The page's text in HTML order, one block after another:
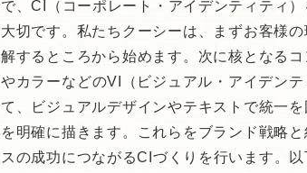
で、CI（コーポレート・アイデンティティ
大切です。私たちクーシーは、まずお客様
解するところから始めます。次に核となる
やカラーなどのVI（ビジュアル・アイデン
て、ビジュアルデザインやテキストで統一
を明確に描きます。これらをブランド戦略
スの成功につながるCIづくりを行います。